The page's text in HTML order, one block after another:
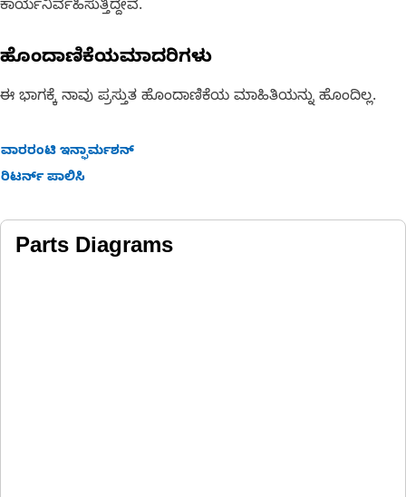
ಕಾರ್ಯನಿರ್ವಹಿಸುತ್ತಿದ್ದೇವೆ.
ಹೊಂದಾಣಿಕೆಯಮಾದರಿಗಳು
ಈ ಭಾಗಕ್ಕೆ ನಾವು ಪ್ರಸ್ತುತ ಹೊಂದಾಣಿಕೆಯ ಮಾಹಿತಿಯನ್ನು ಹೊಂದಿಲ್ಲ.
ವಾರರಂಟಿ ಇನ್ಫಾರ್ಮಶನ್
ರಿಟರ್ನ್ ಪಾಲಿಸಿ
Parts Diagrams